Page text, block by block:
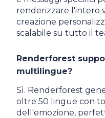
renderizzare l'intero
creazione
scalabile su tutto il
Renderforest
multilingue?
Sì. Renderforest
oltre 50 lingue con
dell'emozione,